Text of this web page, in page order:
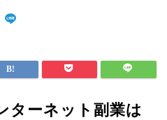
ターネット副業は